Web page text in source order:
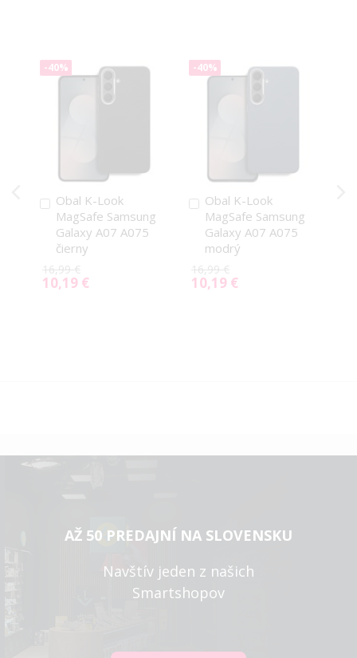
-40%
Obal K-Look
MagSafe Samsung
Galaxy A07 A075
čierny
16,99 €
Special
10,19 €
Pridať
do
košíka
-40%
Obal K-Look
MagSafe Samsung
Galaxy A07 A075
modrý
16,99 €
Special
10,19 €
Pridať
do
košíka
AŽ 50 PREDAJNÍ NA SLOVENSKU
Navštív jeden z našich
Smartshopov